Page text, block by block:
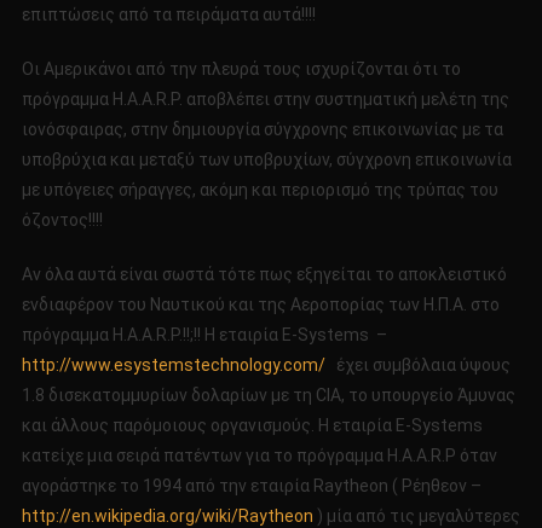
επιπτώσεις από τα πειράματα αυτά!!!!
Οι Αμερικάνοι από την πλευρά τους ισχυρίζονται ότι το
πρόγραμμα H.A.A.R.P. αποβλέπει στην συστηματική μελέτη της
ιονόσφαιρας, στην δημιουργία σύγχρονης επικοινωνίας με τα
υποβρύχια και μεταξύ των υποβρυχίων, σύγχρονη επικοινωνία
με υπόγειες σήραγγες, ακόμη και περιορισμό της τρύπας του
όζοντος!!!!
Αν όλα αυτά είναι σωστά τότε πως εξηγείται το αποκλειστικό
ενδιαφέρον του Ναυτικού και της Αεροπορίας των Η.Π.Α. στο
πρόγραμμα H.A.A.R.P.!!;!! Η εταιρία E-Systems –
http://www.esystemstechnology.com/έχει συμβόλαια ύψους
1.8 δισεκατομμυρίων δολαρίων με τη CIA, το υπουργείο Άμυνας
και άλλους παρόμοιους οργανισμούς. Η εταιρία E-Systems
κατείχε μια σειρά πατέντων για το πρόγραμμα H.A.A.R.P όταν
αγοράστηκε το 1994 από την εταιρία Raytheon ( Ρέηθεον –
http://en.wikipedia.org/wiki/Raytheon ) μία από τις μεγαλύτερες